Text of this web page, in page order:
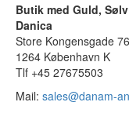
Butik med Guld,
Danica
Store Kongensgade 76
1264 København K
Tlf +45 27675503
Mail: sales@danam-